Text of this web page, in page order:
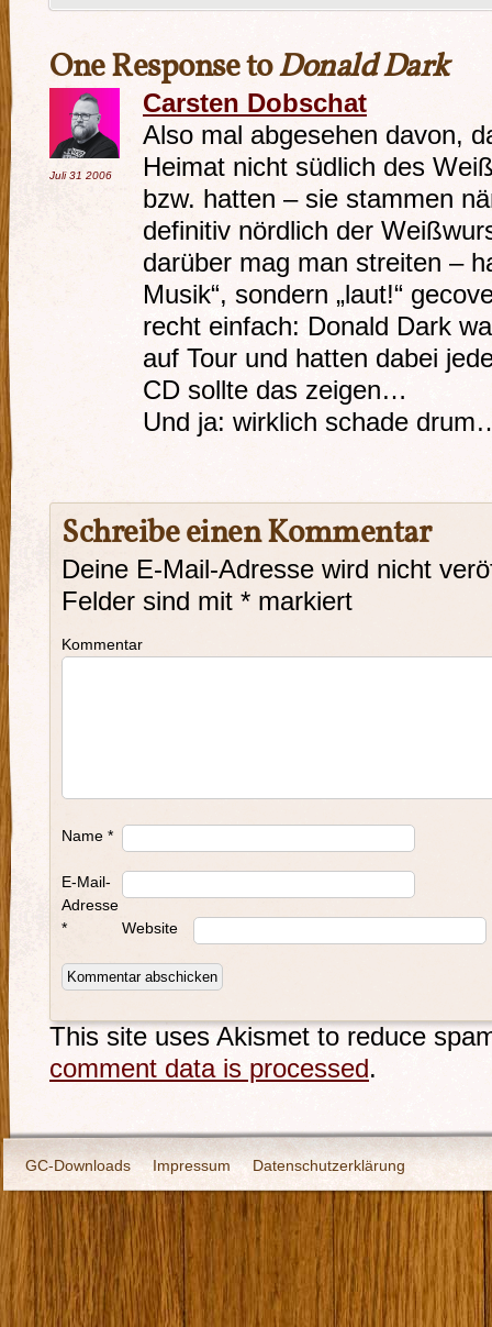
One Response toDonald Dark
Juli 31 2006
Carsten Dobschat
Also mal abgesehen davon,
Heimat nicht südlich des
bzw. hatten – sie stammen
definitiv nördlich der
darüber mag man streiten –
Musik“, sondern „laut!“
recht einfach: Donald Dark
auf Tour und hatten dabei
CD sollte das zeigen…
Und ja: wirklich schade
Schreibe einen Kommentar
Deine E-Mail-Adresse wird nicht
Felder sind mit * markiert
Kommentar
Name *
E-Mail-
Adresse
*
Website
This site uses Akismet to reduce
comment data is processed.
GC-Downloads Impressum Datenschutzerklärung